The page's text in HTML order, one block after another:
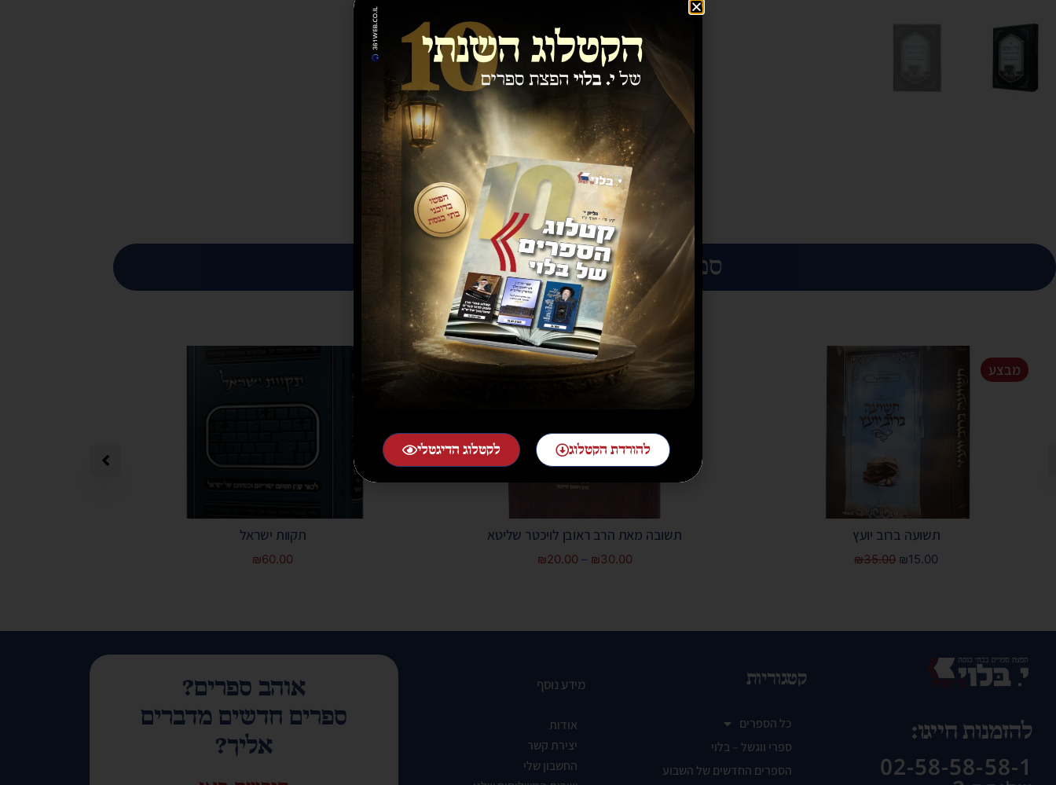
ספרים נוספים שיעניינו אותך...
מבצע
תשועה ברוב יועץ
₪35.00 ₪15.00
תשובה מאת הרב ראובן לויכטר שליטא
₪20.00 – ₪30.00
תקוות ישראל
₪60.00
להזמנות חייגו:
02-58-58-58-1
קטגוריות
כל הספרים
ספרי ווגשל – בלוי
הספרים החדשים של השבוע
מידע נוסף
אודות
יצירת קשר
החשבון שלי
אוהב ספרים?
ספרים חדשים מדברים
אליך?
להורדת הקטלוג לקטלוג הדיגטלי